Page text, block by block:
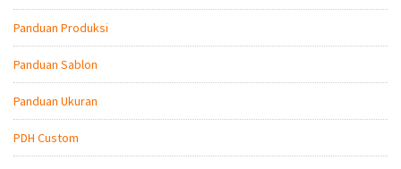
Panduan Produksi
Panduan Sablon
Panduan Ukuran
PDH Custom